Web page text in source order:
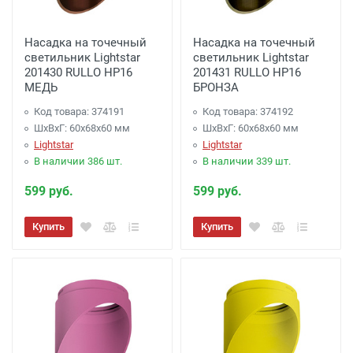
Компании- (для Регионов)Подробнее
Насадка на точечный
светильник Lightstar
201430 RULLO HP16
МЕДЬ
Код товара: 374191
ШхВхГ: 60x68x60 мм
Lightstar
В наличии 386 шт.
599 руб.
Купить
Насадка на точечный
светильник Lightstar
201431 RULLO HP16
БРОНЗА
Код товара: 374192
ШхВхГ: 60x68x60 мм
Lightstar
В наличии 339 шт.
599 руб.
Купить